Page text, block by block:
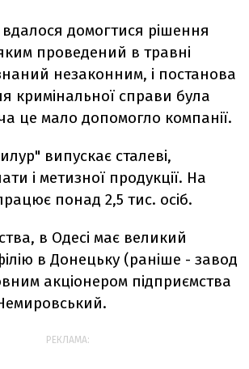
домогтися рішення
проведений в травні
незаконним, і постанова
кримінальної справи була
це мало допомогло компанії.
випускає сталеві,
і метизної продукції. На
понад 2,5 тис. осіб.
в Одесі має великий
в Донецьку (раніше - завод
акціонером підприємства
РЕКЛАМА: